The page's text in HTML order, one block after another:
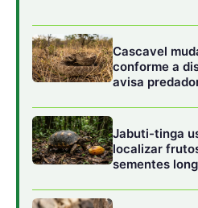
A dinâmica de alimentação da
intimamente ligada ao seu
ao uso do espaço vertical.
dieta é composta por uma
incluindo frutos grandes,
pequenos vertebrados, como
técnica de caça é baseada na
partir de um poleiro fixo. A ave